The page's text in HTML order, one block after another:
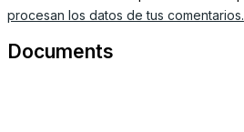
procesan los datos de tus comentarios.
Documents